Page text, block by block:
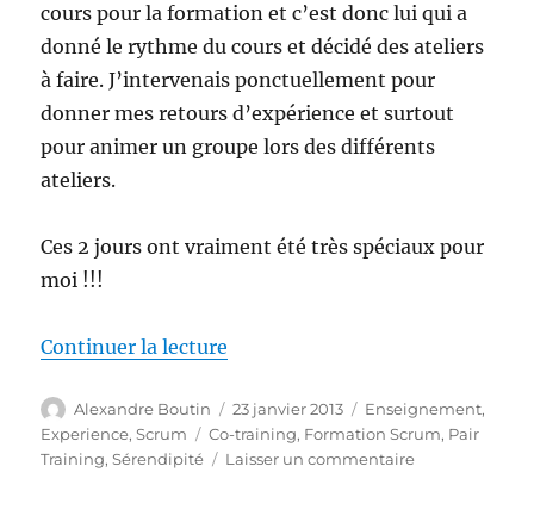
cours pour la formation et c’est donc lui qui a
donné le rythme du cours et décidé des ateliers
à faire. J’intervenais ponctuellement pour
donner mes retours d’expérience et surtout
pour animer un groupe lors des différents
ateliers.
Ces 2 jours ont vraiment été très spéciaux pour
moi !!!
Continuer la lecture
Auteur
Alexandre Boutin
Publié
le
23 janvier 2013 Catégories
Enseignement,
Experience,Scrum Étiquettes
Co-training, Formation Scrum, Pair
Training,Sérendipité Laisser un commentairesur